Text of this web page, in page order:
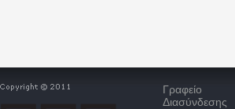
Γραφείο
Διασύνδεσης